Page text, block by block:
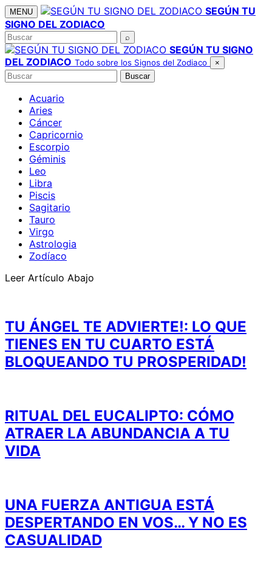
Saltar
al
contenido
MENU
SEGÚN TU
SIGNO DEL ZODIACO
Buscar
⌕
SEGÚN TU SIGNO
DEL ZODIACO Todo sobre los Signos del Zodiaco ×
Buscar Buscar
Acuario
Aries
Cáncer
Capricornio
Escorpio
Géminis
Leo
Libra
Piscis
Sagitario
Tauro
Virgo
Astrologia
Zodíaco
Leer Artículo Abajo
TU ÁNGEL TE ADVIERTE!: LO QUE
TIENES EN TU CUARTO ESTÁ
BLOQUEANDO TU PROSPERIDAD!
RITUAL DEL EUCALIPTO: CÓMO
ATRAER LA ABUNDANCIA A TU
VIDA
UNA FUERZA ANTIGUA ESTÁ
DESPERTANDO EN VOS… Y NO ES
CASUALIDAD